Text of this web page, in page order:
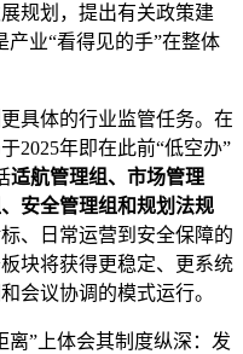
规划，提出有关政策建
业“看得见的手”在整体
具体的行业监管任务。在
2025年即在此前“低空办”
适航管理组、市场管理
安全管理组和规划法规
、日常运营到安全保障的
块将获得更稳定、更系统
会议协调的模式运行。
离”上体会其制度纵深：发